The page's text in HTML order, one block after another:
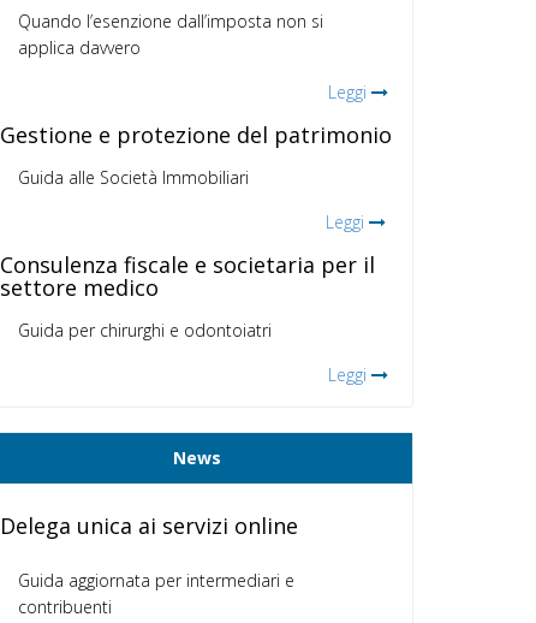
Quando l’esenzione dall’imposta non si
applica davvero
Leggi
Gestione e protezione del patrimonio
Guida alle Società Immobiliari
Leggi
Consulenza fiscale e societaria per il
settore medico
Guida per chirurghi e odontoiatri
Leggi
News
Delega unica ai servizi online
Guida aggiornata per intermediari e
contribuenti